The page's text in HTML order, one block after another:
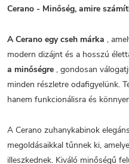
Cerano - Minőség, amire
A Cerano egy cseh márka ,
modern dizájnt és a hosszú
a minőségre , gondosan
minden részletre odafigyelünk.
hanem funkcionálisra és
A Cerano zuhanykabinok
megoldásaikkal tűnnek ki,
illeszkednek. Kiváló minőségű